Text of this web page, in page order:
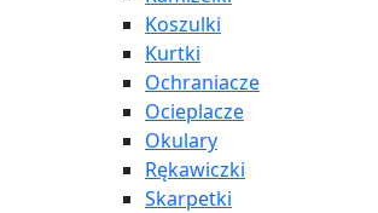
Koszulki
Kurtki
Ochraniacze
Ocieplacze
Okulary
Rękawiczki
Skarpetki